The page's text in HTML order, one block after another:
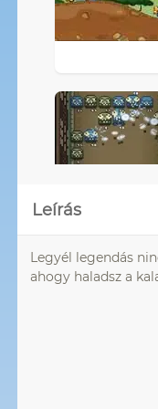
Leírás
Legyél legendás
ahogy haladsz a